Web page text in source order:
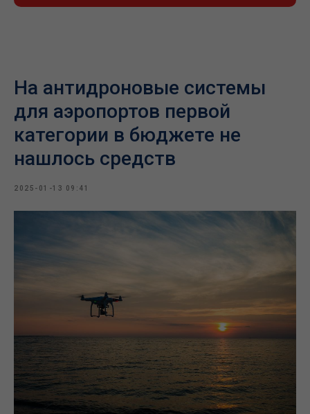
На антидроновые системы
для аэропортов первой
категории в бюджете не
нашлось средств
2025-01-13 09:41